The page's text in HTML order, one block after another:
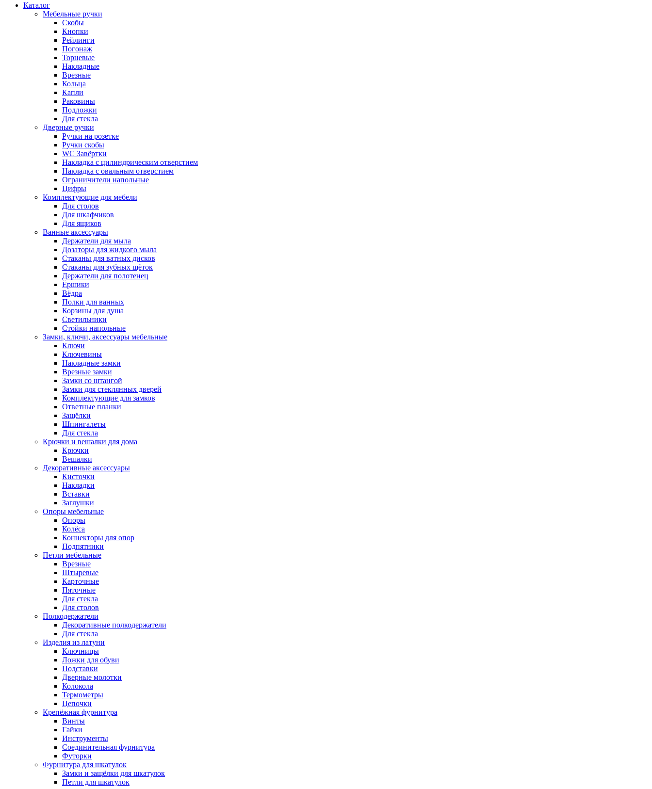
Каталог
Мебельные ручки
Скобы
Кнопки
Рейлинги
Погонаж
Торцевые
Накладные
Врезные
Кольца
Капли
Раковины
Подложки
Для стекла
Дверные ручки
Ручки на розетке
Ручки скобы
WC Завёртки
Накладка с цилиндрическим отверстием
Накладка с овальным отверстием
Ограничители напольные
Цифры
Комплектующие для мебели
Для столов
Для шкафчиков
Для ящиков
Ванные аксессуары
Держатели для мыла
Дозаторы для жидкого мыла
Стаканы для ватных дисков
Стаканы для зубных щёток
Держатели для полотенец
Ёршики
Вёдра
Полки для ванных
Корзины для душа
Светильники
Стойки напольные
Замки, ключи, аксессуары мебельные
Ключи
Ключевины
Накладные замки
Врезные замки
Замки со штангой
Замки для стеклянных дверей
Комплектующие для замков
Ответные планки
Защёлки
Шпингалеты
Для стекла
Крючки и вешалки для дома
Крючки
Вешалки
Декоративные аксессуары
Кисточки
Накладки
Вставки
Заглушки
Опоры мебельные
Опоры
Колёса
Коннекторы для опор
Подпятники
Петли мебельные
Врезные
Штыревые
Карточные
Пяточные
Для стекла
Для столов
Полкодержатели
Декоративные полкодержатели
Для стекла
Изделия из латуни
Ключницы
Ложки для обуви
Подставки
Дверные молотки
Колокола
Термометры
Цепочки
Крепёжная фурнитура
Винты
Гайки
Инструменты
Соединительная фурнитура
Футорки
Фурнитура для шкатулок
Замки и защёлки для шкатулок
Петли для шкатулок